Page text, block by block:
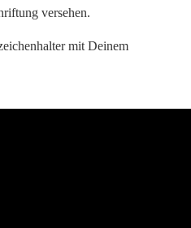
versehen.
mit Deinem